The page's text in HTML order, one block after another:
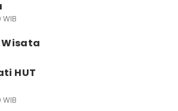
WIB
Wisata
HUT
WIB